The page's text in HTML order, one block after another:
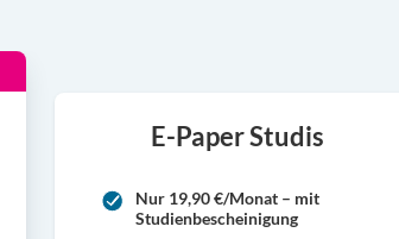
E-Paper Studis
Nur 19,90 €/Monat – mit
Studienbescheinigung